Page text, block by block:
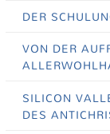
DER
VON DER
SILICON
DES